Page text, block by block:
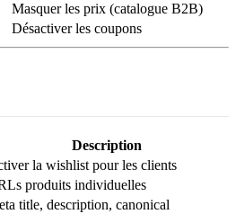
Masquer les prix (catalogue B2B)
Désactiver les coupons
Description
la wishlist pour les clients
produits individuelles
title, description, canonical